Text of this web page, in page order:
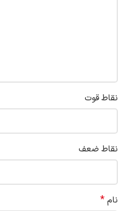
نقاط قوت
نقاط ضعف
نام*